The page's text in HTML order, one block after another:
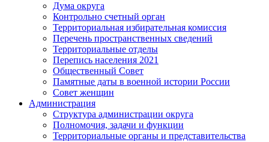
Дума округа
Контрольно счетный орган
Территориальная избирательная комиссия
Перечень пространственных сведений
Территориальные отделы
Перепись населения 2021
Общественный Совет
Памятные даты в военной истории России
Совет женщин
Администрация
Структура администрации округа
Полномочия, задачи и функции
Территориальные органы и представительства